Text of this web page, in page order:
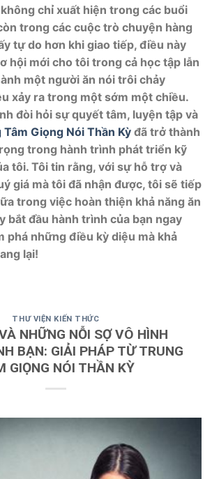
chỉ xuất hiện trong các buổi
trong các cuộc trò chuyện hàng
tự do hơn khi giao tiếp, điều này
hội mới cho tôi trong cả học tập lẫn
một người ăn nói trôi chảy
xảy ra trong một sớm một chiều.
đòi hỏi sự quyết tâm, luyện tập và
Tâm Giọng Nói Thần Kỳ đã trở thành
trong hành trình phát triển kỹ
tôi. Tôi tin rằng, với sự hỗ trợ và
giá mà tôi đã nhận được, tôi sẽ tiếp
trong việc hoàn thiện khả năng ăn
bắt đầu hành trình của bạn ngay
phá những điều kỳ diệu mà khả
lại!
THƯ VIỆN KIẾN THỨC
NHỮNG NỖI SỢ VÔ HÌNH
BẠN: GIẢI PHÁP TỪ TRUNG
GIỌNG NÓI THẦN KỲ